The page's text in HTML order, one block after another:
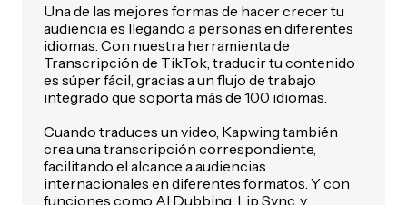
Una de las mejores formas de hacer crecer tu
audiencia es llegando a personas en diferentes
idiomas. Con nuestra herramienta de
Transcripción de TikTok, traducir tu contenido
es súper fácil, gracias a un flujo de trabajo
integrado que soporta más de 100 idiomas.
Cuando traduces un video, Kapwing también
crea una transcripción correspondiente,
facilitando el alcance a audiencias
internacionales en diferentes formatos. Y con
funciones como AI Dubbing Lip Sync , y